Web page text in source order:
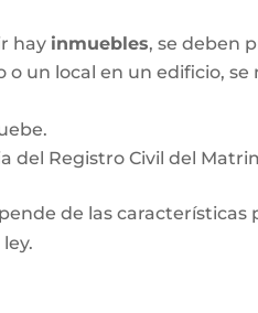
hay inmuebles, se deben
un local en un edificio, se
del Registro Civil del
de las características